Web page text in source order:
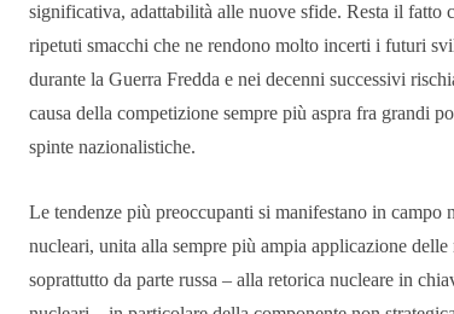
significativa, adattabilità alle nuove sfide. Resta il
ripetuti smacchi che ne rendono molto incerti i futuri
durante la Guerra Fredda e nei decenni successivi
causa della competizione sempre più aspra fra grandi
spinte nazionalistiche.
Le tendenze più preoccupanti si manifestano in campo
nucleari, unita alla sempre più ampia applicazione
soprattutto da parte russa – alla retorica nucleare in